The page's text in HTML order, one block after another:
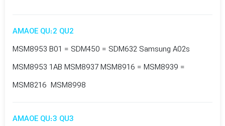
AMAOE QU:2 QU2
MSM8953 B01 = SDM450 = SDM632 Samsung A02s
MSM8953 1AB MSM8937 MSM8916 = MSM8939 =
MSM8216 MSM8998
AMAOE QU:3 QU3